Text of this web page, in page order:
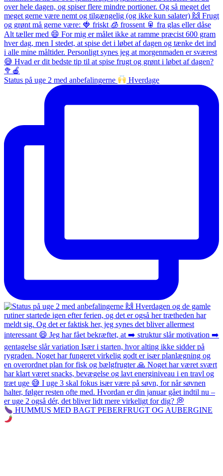
Status på uge 2 med anbefalingerne Hverdage
HUMMUS MED BAGT PEBERFRUGT OG AUBERGINE